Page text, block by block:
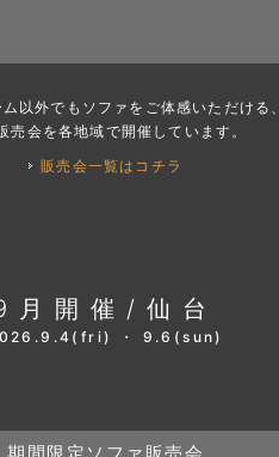
以外でもソファをご体感いただける、
売会を各地域で開催しています。
販売会一覧はコチラ
月開催/仙台
・ 9.6(sun)
期間限定ソファ販売会